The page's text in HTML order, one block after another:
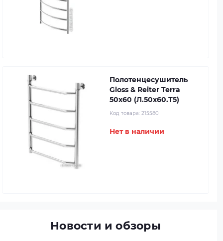
Полотенцесушитель
Gloss & Reiter Terra
50x60 (Л.50х60.Т5)
Код товара: 215580
Нет в наличии
Новости и обзоры